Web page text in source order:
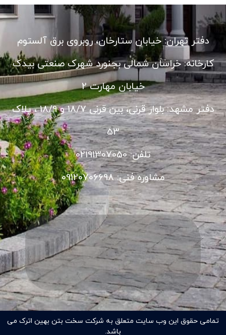
دفتر تهران: خیابان ستارخان، روبروی برق آلستوم
کارخانه: خراسان شمالی بجنورد شهرک صنعتی بیدک
خیابان مهارت 2
دفتر مشهد: بلوار قرنی، بین قرنی 18/7 و 18/9 ، پلاک
53
تلفن: 02191307050
مشاوره فنی: 09120706698
تمامی حقوق این وب سایت متعلق به شرکت سخت بتن بهین اترک می
باشد.